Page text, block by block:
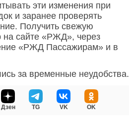
эти изменения при
и заранее проверять
Получить свежую
сайте «РЖД», через
«РЖД Пассажирам» и в
за временные неудобства.
Дзен TG VK OK